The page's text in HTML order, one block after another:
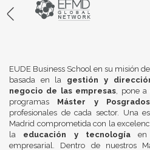
EUDE Business School en su misión
basada en la gestión y
negocio de las empresas, pone a
programas Máster y Posgrados
profesionales de cada sector. Una
Madrid comprometida con la
la educación y tecnologíaen
empresarial. Dentro de nuestros